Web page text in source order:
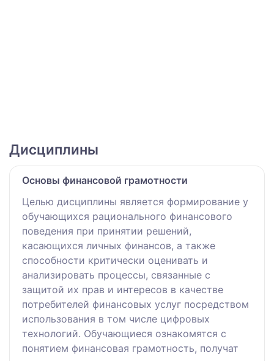
Дисциплины
Основы финансовой грамотности
Целью дисциплины является формирование у
обучающихся рационального финансового
поведения при принятии решений,
касающихся личных финансов, а также
способности критически оценивать и
анализировать процессы, связанные с
защитой их прав и интересов в качестве
потребителей финансовых услуг посредством
использования в том числе цифровых
технологий. Обучающиеся ознакомятся с
понятием финансовая грамотность, получат